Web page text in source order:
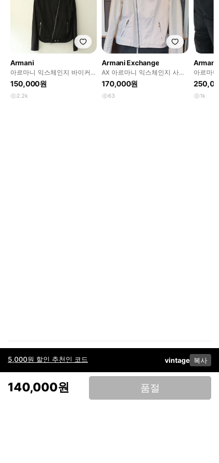
5,000원 할인 추천인 코드 vintage 복사
140,000원 품절
Armani
아르마니 익스체인지 바이커
자켓
150,000원
2.2k
Armani Exchange
AX 아르마니 익스체인지 사선
자켓 L
170,000원
63
Armani
아르마
필드 자
1k
이용약관고객센터판매개인정보 처리방침사업자 정보다운로드